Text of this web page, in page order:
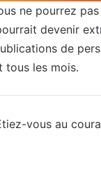
ne pourrez
devenir
de
tous les mois.
vous au